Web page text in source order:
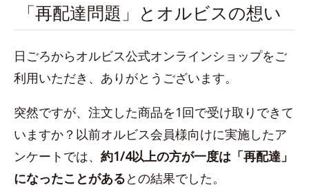
「再配達問題」とオルビスの想い
日ごろからオルビス公式オンラインショップをご
利用いただき、ありがとうございます。
突然ですが、注文した商品を1回で受け取りできて
いますか？以前オルビス会員様向けに実施したア
ンケートでは、 約1/4以上の方が一度は「再配達」
になったことがあるとの結果でした。